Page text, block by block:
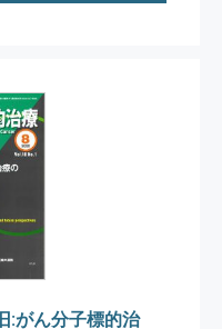
:がん分子標的治